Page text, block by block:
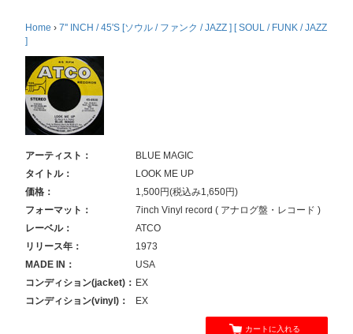
Home ›7'' INCH / 45'S [ソウル / ファンク / JAZZ ] [ SOUL / FUNK / JAZZ
]
アーティスト：
BLUE MAGIC
タイトル：
LOOK ME UP
価格：
1,500円(税込み1,650円)
フォーマット：
7inch Vinyl record ( アナログ盤・レコード )
レーベル：
ATCO
リリース年：
1973
MADE IN：
USA
コンディション(jacket)： EX
コンディション(vinyl)：
EX
カートに入れる